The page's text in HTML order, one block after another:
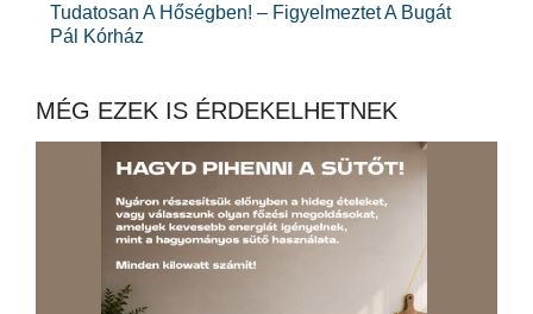
Tudatosan A Hőségben! – Figyelmeztet A Bugát
Pál Kórház
MÉG EZEK IS ÉRDEKELHETNEK